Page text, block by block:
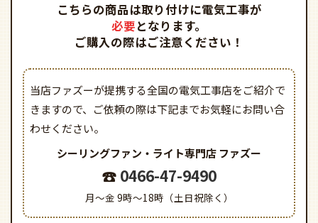
こちらの商品は取り付けに電気工事が
必要となります。
ご購入の際はご注意ください！
当店ファズーが提携する全国の電気工事店をご紹介で
きますので、 ご依頼の際は下記までお気軽にお問い合
わせください。
シーリングファン・ライト専門店 ファズー
0466-47-9490
月～金 9時～18時（土日祝除く）